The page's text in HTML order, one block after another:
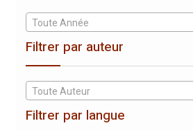
Toute Année
Filtrer par auteur
Toute Auteur
Filtrer par langue